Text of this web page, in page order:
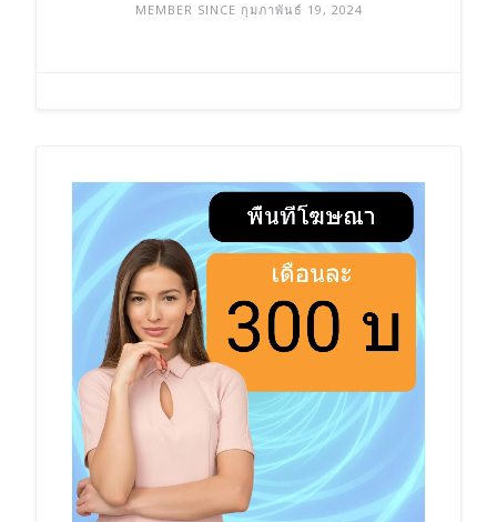
MEMBER SINCE กุมภาพันธ์ 19, 2024